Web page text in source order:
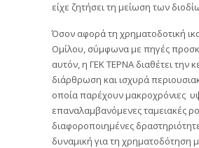
είχε ζητήσει τη μείωση των
Όσον αφορά τη χρηματοδοτική
Ομίλου, σύμφωνα με πηγές
αυτόν, η ΓΕΚ ΤΕΡΝΑ διαθέτει την
διάρθρωση και ισχυρά
οποία παρέχουν μακροχρόνιες
επαναλαμβανόμενες ταμειακές
διαφοροποιημένες
δυναμική για τη χρηματοδότηση